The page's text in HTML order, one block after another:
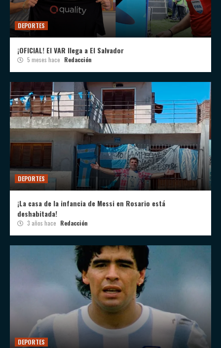
DEPORTES
¡OFICIAL! El VAR llega a El Salvador
5 meses hace Redacción
DEPORTES
¡La casa de la infancia de Messi en Rosario está
deshabitada!
3 años hace Redacción
DEPORTES